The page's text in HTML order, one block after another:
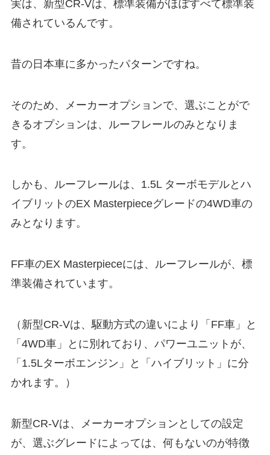
実は、新型CR-Vは、標準装備がほぼすべて標準装
備されているんです。
昔の日本車に多かったパターンですね。
そのため、メーカーオプションで、選ぶことがで
きるオプションは、ルーフレールのみとなりま
す。
しかも、ルーフレールは、1.5L ターボモデルとハ
イブリットのEX Masterpieceグレードの4WD車の
みとなります。
FF車のEX Masterpieceには、ルーフレールが、標
準装備されています。
（新型CR-Vは、駆動方式の違いにより「FF車」と
「4WD車」とに別れており、パワーユニットが、
「1.5Lターボエンジン」と「ハイブリット」に分
かれます。）
新型CR-Vは、メーカーオプションとしての設定
が、選ぶグレードによっては、何もないのが特徴